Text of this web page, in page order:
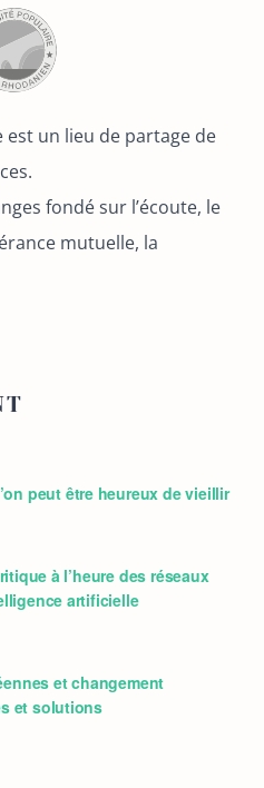
un lieu de partage de
fondé sur l’écoute, le
mutuelle, la
peut être heureux de vieillir
à l’heure des réseaux
artificielle
et changement
et solutions